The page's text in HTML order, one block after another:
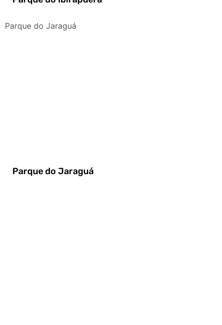
Parque do Jaraguá
Parque do Jaraguá